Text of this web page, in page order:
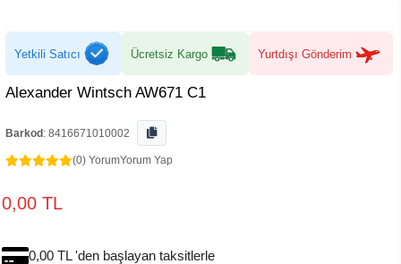
Yetkili Satıcı Ücretsiz Kargo Yurtdışı Gönderim
Alexander Wintsch AW671 C1
Barkod : 8416671010002
(0) YorumYorum Yap
0,00 TL
0,00 TL 'den başlayan taksitlerle